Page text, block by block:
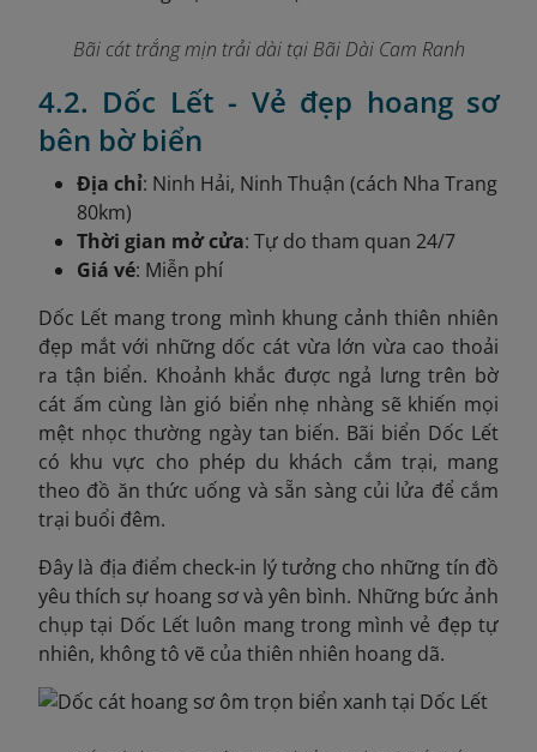
Bãi cát trắng mịn trải dài tại Bãi Dài Cam Ranh
4.2. Dốc Lết - Vẻ đẹp hoang sơ
bên bờ biển
Địa chỉ: Ninh Hải, Ninh Thuận (cách Nha Trang
80km)
Thời gian mở cửa: Tự do tham quan 24/7
Giá vé: Miễn phí
Dốc Lết mang trong mình khung cảnh thiên nhiên
đẹp mắt với những dốc cát vừa lớn vừa cao thoải
ra tận biển. Khoảnh khắc được ngả lưng trên bờ
cát ấm cùng làn gió biển nhẹ nhàng sẽ khiến mọi
mệt nhọc thường ngày tan biến. Bãi biển Dốc Lết
có khu vực cho phép du khách cắm trại, mang
theo đồ ăn thức uống và sẵn sàng củi lửa để cắm
trại buổi đêm.
Đây là địa điểm check-in lý tưởng cho những tín đồ
yêu thích sự hoang sơ và yên bình. Những bức ảnh
chụp tại Dốc Lết luôn mang trong mình vẻ đẹp tự
nhiên, không tô vẽ của thiên nhiên hoang dã.